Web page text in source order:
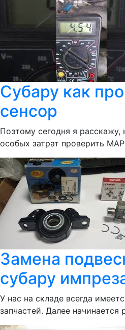
Субару как
сенсор
Поэтому сегодня я расскажу,
особых затрат проверить
Замена
субару
У нас на складе всегда
запчастей. Далее начинается